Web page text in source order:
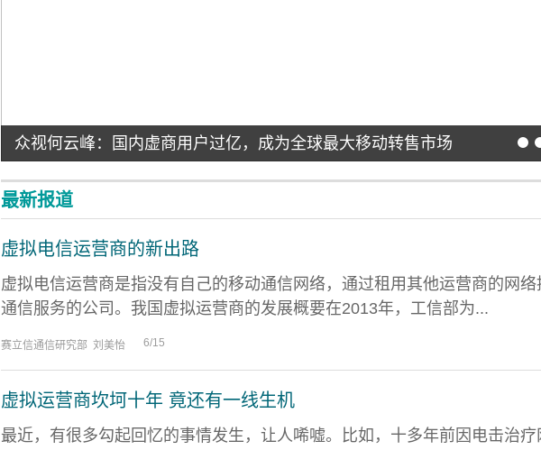
众视何云峰：国内虚商用户过亿，成为全球最大移动转售市场
最新报道
虚拟电信运营商的新出路
虚拟电信运营商是指没有自己的移动通信网络，通过租用其他运营商的网络
通信服务的公司。我国虚拟运营商的发展概要在2013年，工信部为...
赛立信通信研究部 刘美怡 6/15
虚拟运营商坎坷十年 竟还有一线生机
最近，有很多勾起回忆的事情发生，让人唏嘘。比如，十多年前因电击治疗